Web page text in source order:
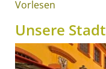
Start» Unsere Stadt
Vorlesen
Unsere Stadt